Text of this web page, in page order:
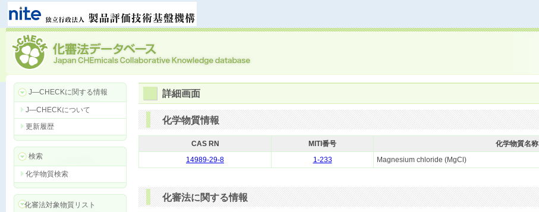
J―CHECKに関する情報
J―CHECKについて
更新履歴
検索
化学物質検索
化審法対象物質リスト
詳細画面
化学物質情報
CAS RN MITI番号 化学物質名称
14989-29-8
1-233 Magnesium chloride (MgCl)
化審法に関する情報